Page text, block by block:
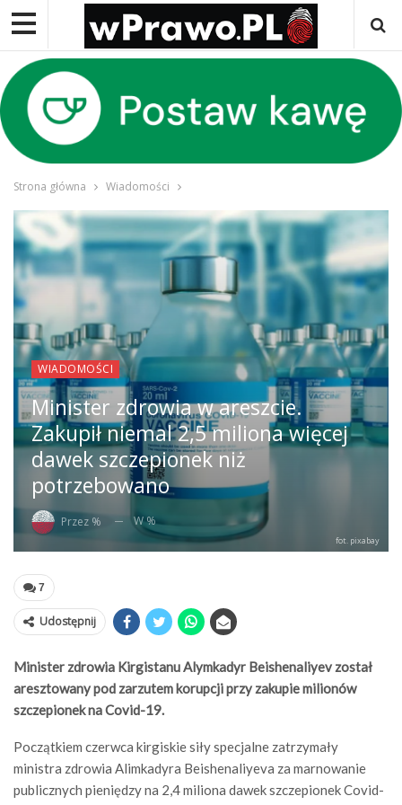
Strona główna Wiadomości
WIADOMOŚCI
Minister zdrowia w areszcie.
Zakupił niemal 2,5 miliona więcej
dawek szczepionek niż
potrzebowano
Przez % W %
fot. pixabay
7
Udostępnij
Minister zdrowia Kirgistanu Alymkadyr Beishenaliyev został
aresztowany pod zarzutem korupcji przy zakupie milionów
szczepionek na Covid-19.
Początkiem czerwca kirgiskie siły specjalne zatrzymały
ministra zdrowia Alimkadyra Beishenaliyeva za marnowanie
publicznych pieniędzy na 2,4 miliona dawek szczepionek Covid-